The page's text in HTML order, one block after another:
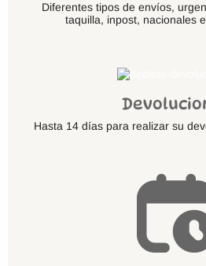
Diferentes tipos de envíos,
taquilla, inpost, nacionales
Hasta 14 días para realizar su